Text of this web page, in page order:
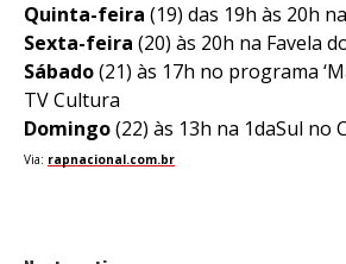
Quinta-feira (19) das 19h às 20h
Sexta-feira (20) às 20h na Favela
Sábado(21) às 17h no programa
TV Cultura
Domingo(22) às 13h na 1daSul no
Via: rapnacional.com.br